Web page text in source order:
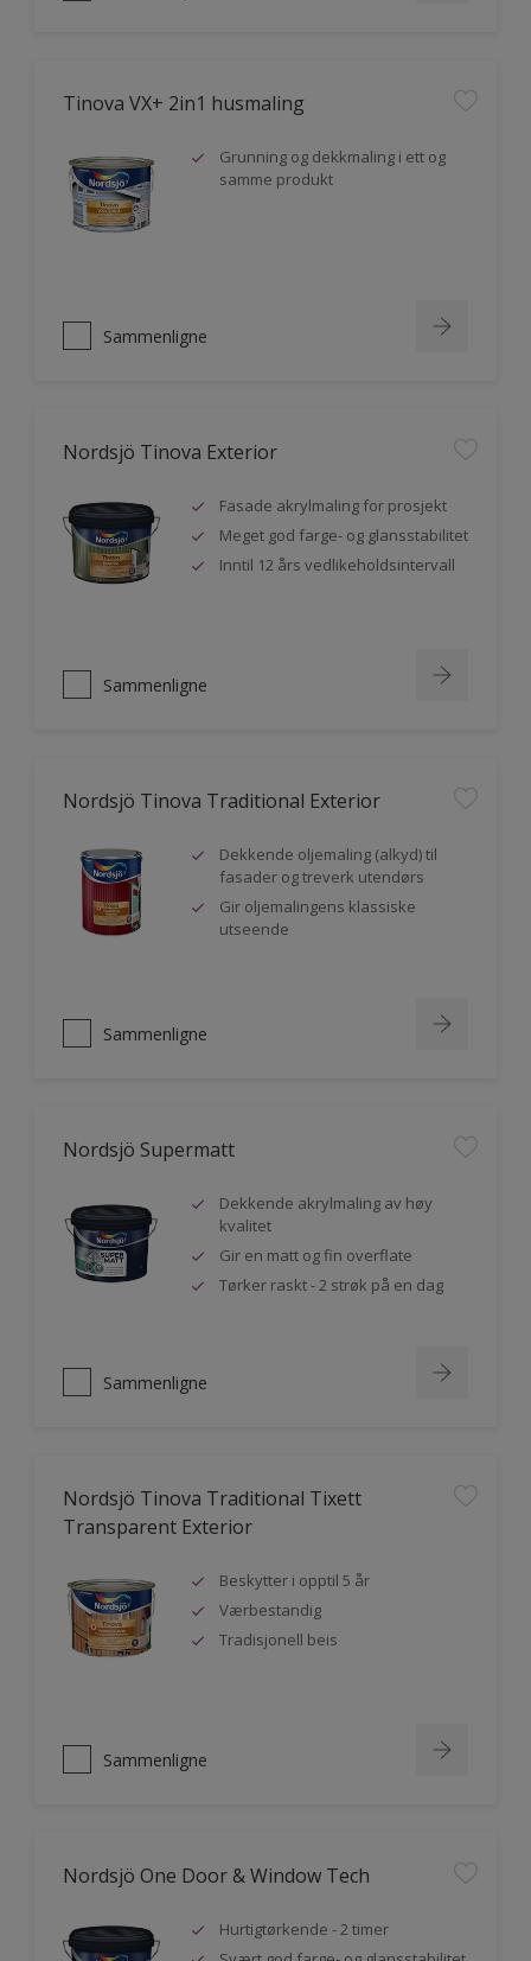
Tinova VX+ 2in1 husmaling
Grunning og dekkmaling i ett og
samme produkt
Sammenligne
Nordsjö Tinova Exterior
Fasade akrylmaling for prosjekt
Meget god farge- og glansstabilitet
Inntil 12 års vedlikeholdsintervall
Sammenligne
Nordsjö Tinova Traditional Exterior
Dekkende oljemaling (alkyd) til
fasader og treverk utendørs
Gir oljemalingens klassiske
utseende
Sammenligne
Nordsjö Supermatt
Dekkende akrylmaling av høy
kvalitet
Gir en matt og fin overflate
Tørker raskt - 2 strøk på en dag
Sammenligne
Nordsjö Tinova Traditional Tixett
Transparent Exterior
Beskytter i opptil 5 år
Værbestandig
Tradisjonell beis
Sammenligne
Nordsjö One Door & Window Tech
Hurtigtørkende - 2 timer